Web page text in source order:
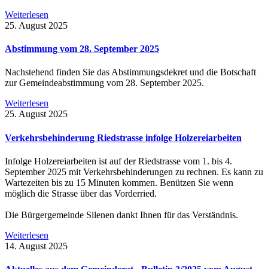
Weiterlesen
25. August 2025
Abstimmung vom 28. September 2025
Nachstehend finden Sie das Abstimmungsdekret und die Botschaft
zur Gemeindeabstimmung vom 28. September 2025.
Weiterlesen
25. August 2025
Verkehrsbehinderung Riedstrasse infolge Holzereiarbeiten
Infolge Holzereiarbeiten ist auf der Riedstrasse vom 1. bis 4.
September 2025 mit Verkehrsbehinderungen zu rechnen. Es kann zu
Wartezeiten bis zu 15 Minuten kommen. Benützen Sie wenn
möglich die Strasse über das Vorderried.
Die Bürgergemeinde Silenen dankt Ihnen für das Verständnis.
Weiterlesen
14. August 2025